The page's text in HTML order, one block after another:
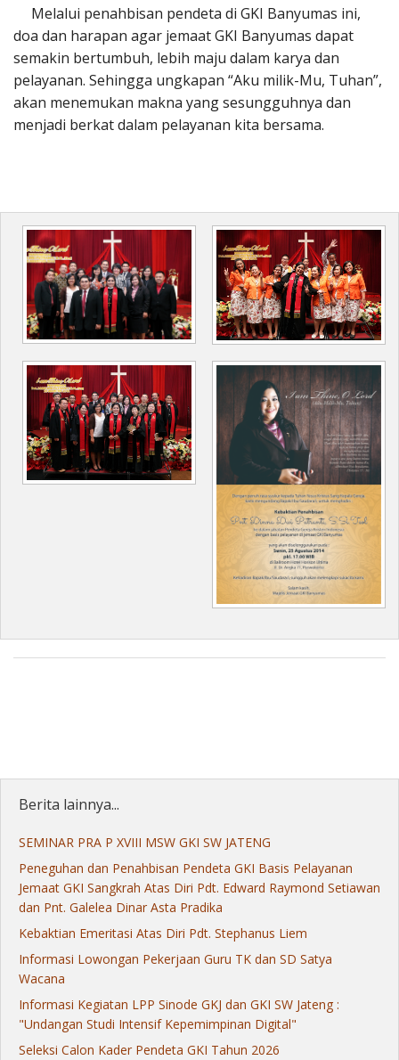
Melalui penahbisan pendeta di GKI Banyumas ini,
doa dan harapan agar jemaat GKI Banyumas dapat
semakin bertumbuh, lebih maju dalam karya dan
pelayanan. Sehingga ungkapan “Aku milik-Mu, Tuhan”,
akan menemukan makna yang sesungguhnya dan
menjadi berkat dalam pelayanan kita bersama.
Berita lainnya...
SEMINAR PRA P XVIII MSW GKI SW JATENG
Peneguhan dan Penahbisan Pendeta GKI Basis Pelayanan
Jemaat GKI Sangkrah Atas Diri Pdt. Edward Raymond Setiawan
dan Pnt. Galelea Dinar Asta Pradika
Kebaktian Emeritasi Atas Diri Pdt. Stephanus Liem
Informasi Lowongan Pekerjaan Guru TK dan SD Satya
Wacana
Informasi Kegiatan LPP Sinode GKJ dan GKI SW Jateng :
"Undangan Studi Intensif Kepemimpinan Digital"
Seleksi Calon Kader Pendeta GKI Tahun 2026